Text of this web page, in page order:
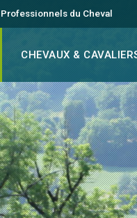
du Cheval
CHEVAUX &